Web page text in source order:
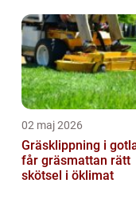
02 maj 2026
Gräsklippning i
får gräsmattan rätt
skötsel i öklimat